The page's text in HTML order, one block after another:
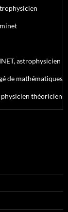
astrophysicien
de mathématiques
physicien théoricien